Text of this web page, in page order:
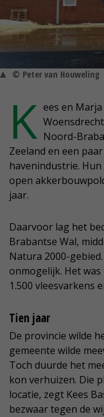
© Peter van Houweling
K ees en
Noord-
Zeeland en een
havenindustrie.
open
jaar.
Daarvoor lag het
Brabantse Wal,
Natura 2000-
onmogelijk. Het
1.500 vleesvarkens
Tien jaar
De provincie wilde
gemeente wilde
Toch duurde het
kon verhuizen. Die
locatie, zegt Kees
bezwaar tegen de